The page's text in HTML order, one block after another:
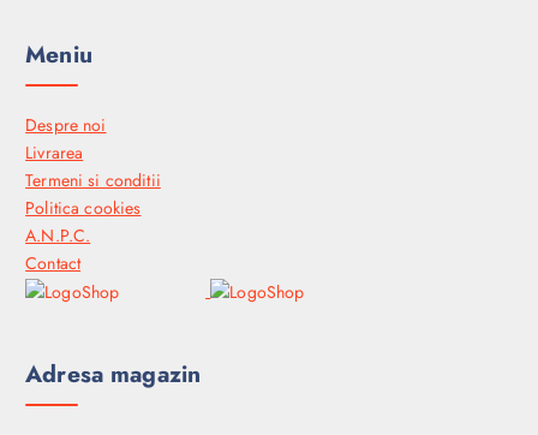
Meniu
Despre noi
Livrarea
Termeni si conditii
Politica cookies
A.N.P.C.
Contact
Adresa magazin